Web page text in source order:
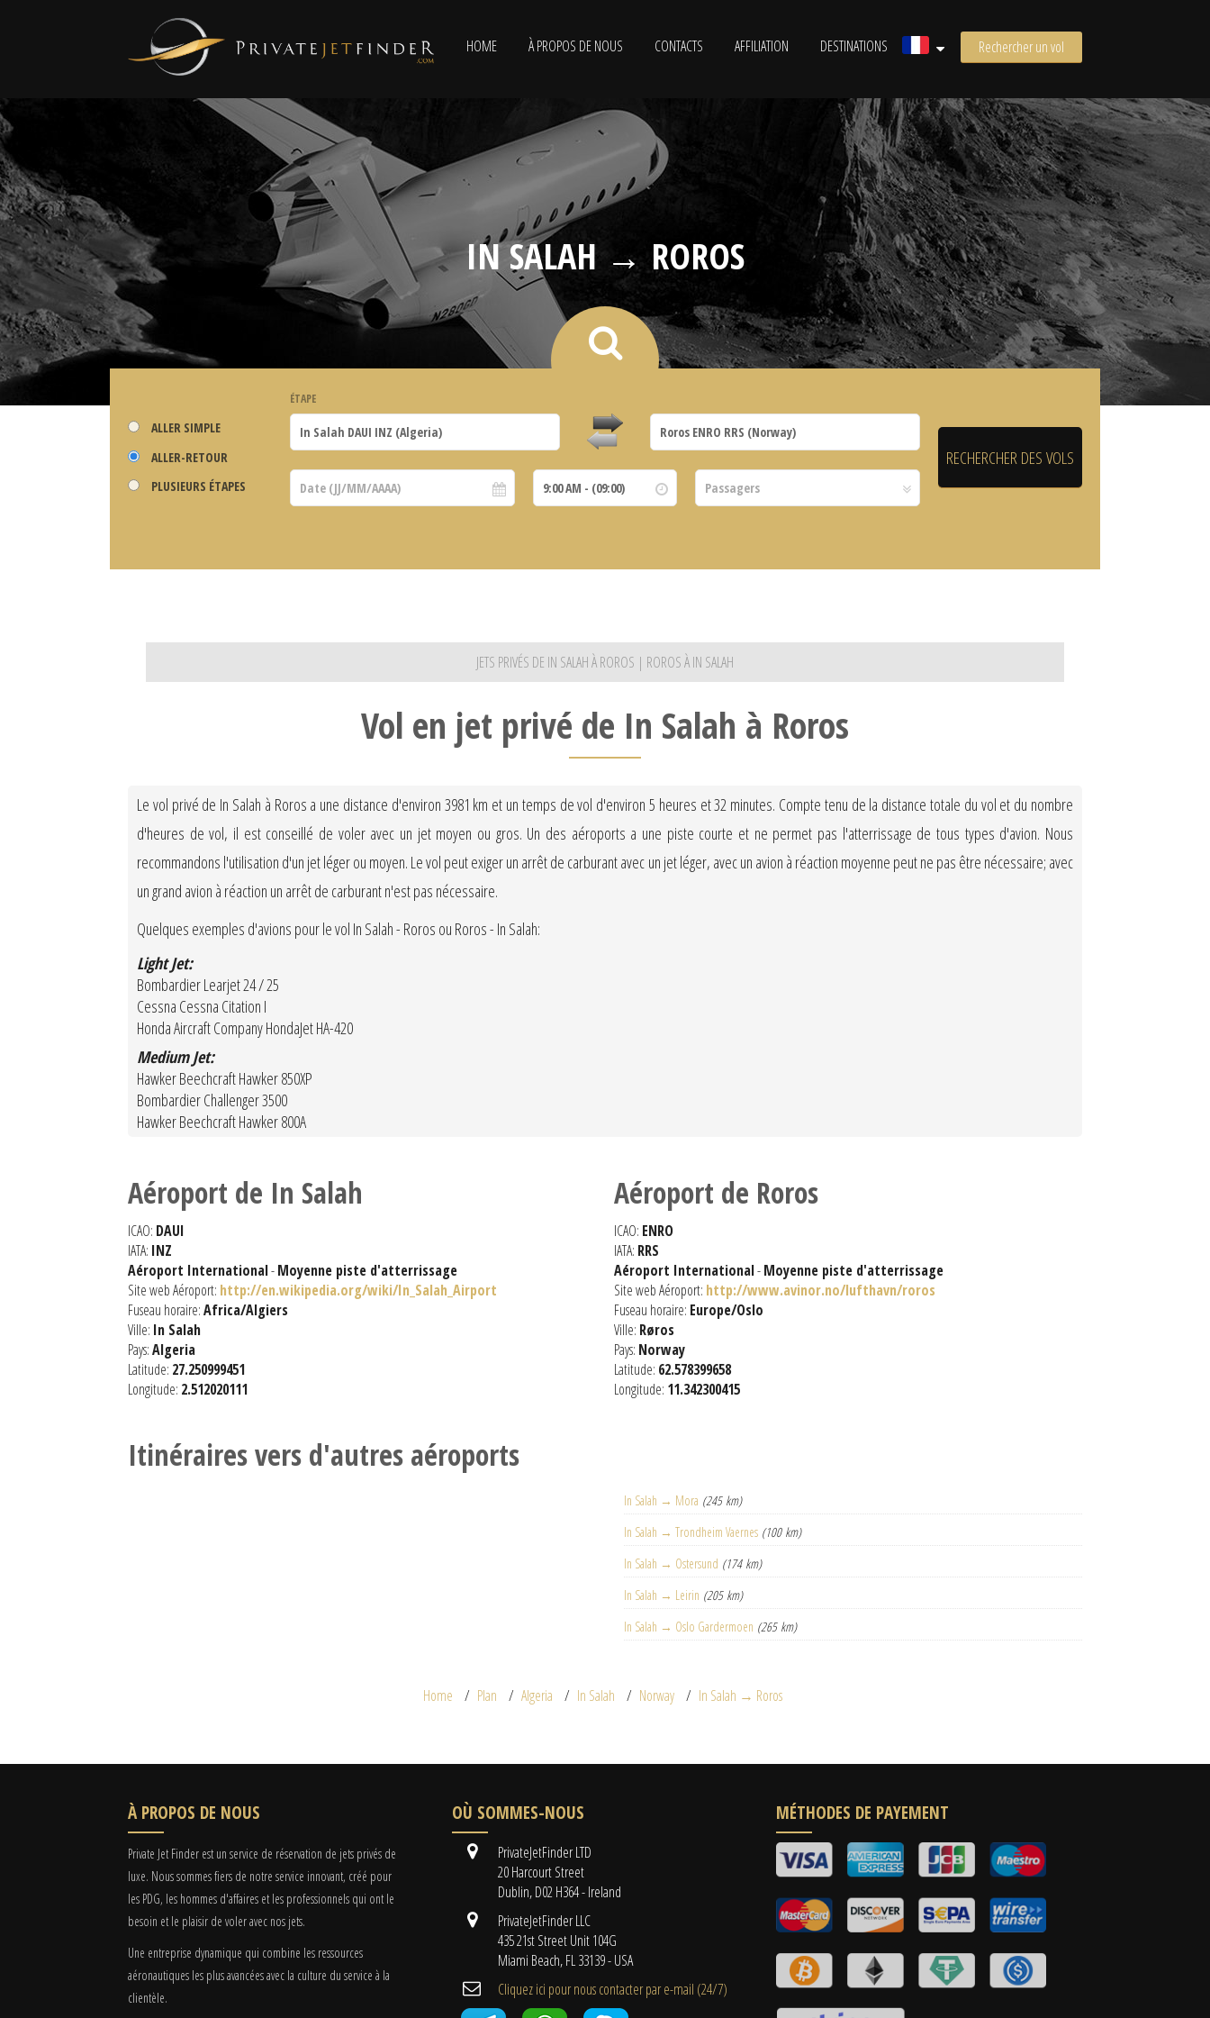
HOME À PROPOS DE NOUS CONTACTS AFFILIATION DESTINATIONS Rechercher un vol
IN SALAH → ROROS
ALLER SIMPLE
ALLER-RETOUR
PLUSIEURS ÉTAPES
ÉTAPE
JETS PRIVÉS DE IN SALAH À ROROS | ROROS À IN SALAH
Vol en jet privé de In Salah à Roros
Le vol privé de In Salah à Roros a une distance d'environ 3981 km et un temps de vol d'environ 5 heures et 32 minutes. Compte tenu de la distance totale du vol et du nombre
d'heures de vol, il est conseillé de voler avec un jet moyen ou gros. Un des aéroports a une piste courte et ne permet pas l'atterrissage de tous types d'avion. Nous
recommandons l'utilisation d'un jet léger ou moyen. Le vol peut exiger un arrêt de carburant avec un jet léger, avec un avion à réaction moyenne peut ne pas être nécessaire; avec
un grand avion à réaction un arrêt de carburant n'est pas nécessaire.
Quelques exemples d'avions pour le vol In Salah - Roros ou Roros - In Salah:
Light Jet:
Bombardier Learjet 24 / 25
Cessna Cessna Citation I
Honda Aircraft Company HondaJet HA-420
Medium Jet:
Hawker Beechcraft Hawker 850XP
Bombardier Challenger 3500
Hawker Beechcraft Hawker 800A
Aéroport de In Salah
ICAO: DAUI
IATA: INZ
Aéroport International-Moyenne piste d'atterrissage
Site web Aéroport: http://en.wikipedia.org/wiki/In_Salah_Airport
Fuseau horaire:Africa/Algiers
Ville: In Salah
Pays:Algeria
Latitude: 27.250999451
Longitude: 2.512020111
Aéroport de Roros
ICAO: ENRO
IATA: RRS
Aéroport International-Moyenne piste d'atterrissage
Site web Aéroport: http://www.avinor.no/lufthavn/roros
Fuseau horaire: Europe/Oslo
Ville: Røros
Pays: Norway
Latitude: 62.578399658
Longitude: 11.342300415
Itinéraires vers d'autres aéroports
In Salah → Mora (245 km)
In Salah → Trondheim Vaernes (100 km)
In Salah → Ostersund (174 km)
In Salah → Leirin (205 km)
In Salah → Oslo Gardermoen (265 km)
Home Plan Algeria In Salah Norway In Salah → Roros
À PROPOS DE NOUS
Private Jet Finder est un service de réservation de jets privés de
luxe. Nous sommes fiers de notre service innovant, créé pour
les PDG, les hommes d'affaires et les professionnels qui ont le
besoin et le plaisir de voler avec nos jets.
Une entreprise dynamique qui combine les ressources
aéronautiques les plus avancées avec la culture du service à la
clientèle.
OÙ SOMMES-NOUS
PrivateJetFinder LTD
20 Harcourt Street
Dublin, D02 H364 - Ireland
PrivateJetFinder LLC
435 21st Street Unit 104G
Miami Beach, FL 33139 - USA
Cliquez ici pour nous contacter par e-mail (24/7)
MÉTHODES DE PAYEMENT